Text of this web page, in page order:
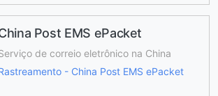
Post EMS ePacket
de correio eletrônico na China
- China Post EMS ePacket